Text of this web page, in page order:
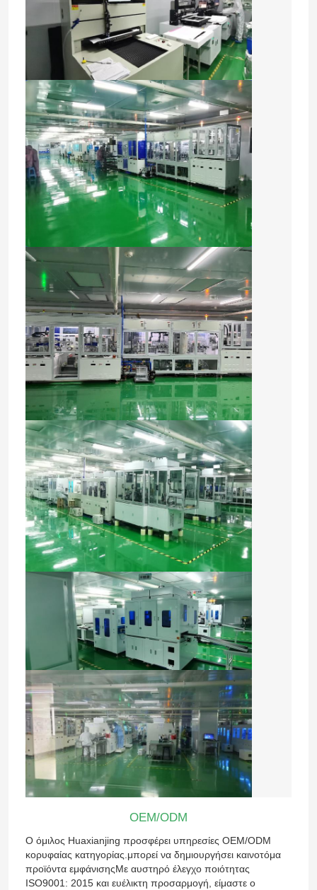
OEM/ODM
Ο όμιλος Huaxianjing προσφέρει υπηρεσίες OEM/ODM
κορυφαίας κατηγορίας.μπορεί να δημιουργήσει καινοτόμα
προϊόντα εμφάνισηςΜε αυστηρό έλεγχο ποιότητας
ISO9001: 2015 και ευέλικτη προσαρμογή, είμαστε ο